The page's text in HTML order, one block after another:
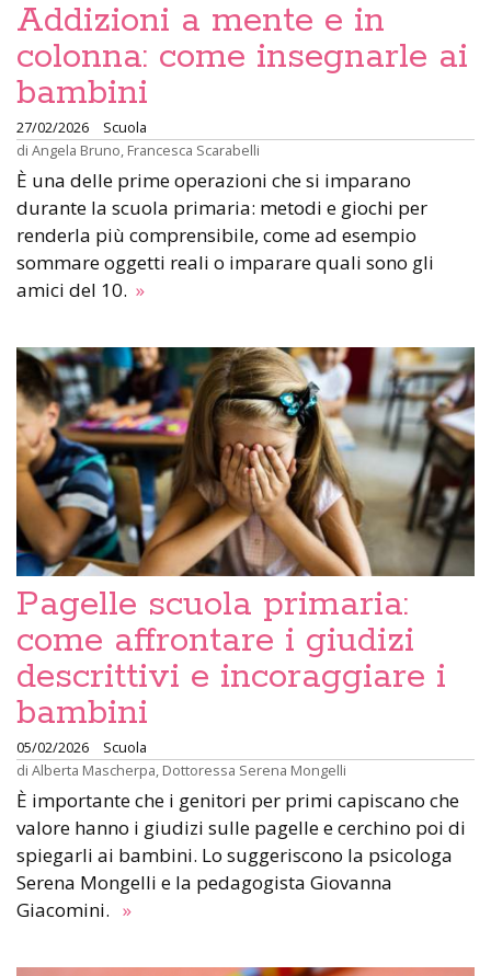
Addizioni a mente e in
colonna: come insegnarle ai
bambini
27/02/2026
Scuola
di Angela Bruno, Francesca Scarabelli
È una delle prime operazioni che si imparano
durante la scuola primaria: metodi e giochi per
renderla più comprensibile, come ad esempio
sommare oggetti reali o imparare quali sono gli
amici del 10. »
Pagelle scuola primaria:
come affrontare i giudizi
descrittivi e incoraggiare i
bambini
05/02/2026
Scuola
di Alberta Mascherpa, Dottoressa Serena Mongelli
È importante che i genitori per primi capiscano che
valore hanno i giudizi sulle pagelle e cerchino poi di
spiegarli ai bambini. Lo suggeriscono la psicologa
Serena Mongelli e la pedagogista Giovanna
Giacomini. »